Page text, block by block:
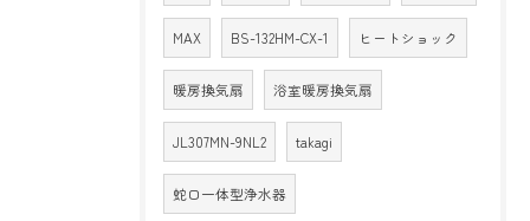
MAX BS-132HM-CX-1 ヒートショック
暖房換気扇 浴室暖房換気扇
JL307MN-9NL2 takagi
蛇口一体型浄水器